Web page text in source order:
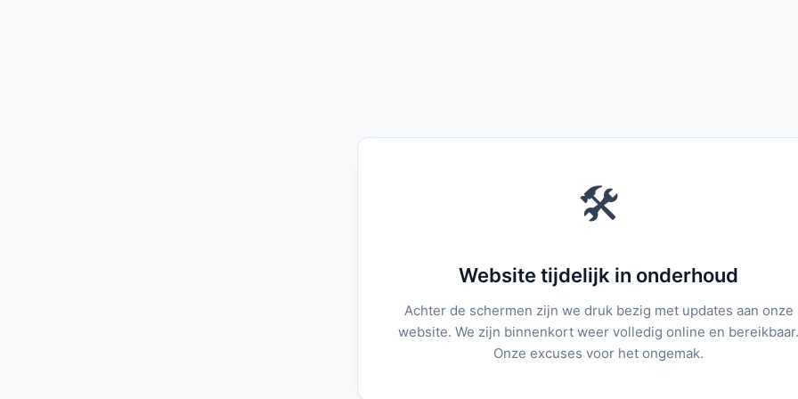
🛠️
Website tijdelijk in onderhoud
Achter de schermen zijn we druk bezig met updates aan onze
website. We zijn binnenkort weer volledig online en bereikbaar.
Onze excuses voor het ongemak.